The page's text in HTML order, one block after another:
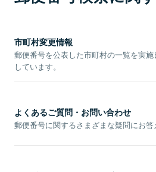
市町村変更情報
郵便番号を公表した市町村の一覧を実
しています。
よくあるご質問・お問い合わせ
郵便番号に関するさまざまな疑問にお答